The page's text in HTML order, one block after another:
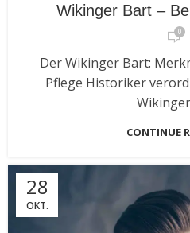
Wikinger Bart –
0
Der Wikinger Bart:
Pflege Historiker
CONTINUE
28
OKT.